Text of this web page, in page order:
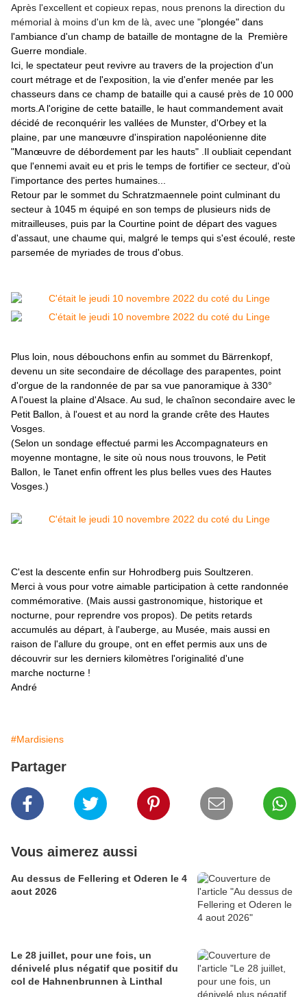
Après l'excellent et copieux repas, nous prenons la direction du
mémorial à moins d'un km de là, avec une "plongée" dans
l'ambiance d'un champ de bataille de montagne de la Première
Guerre mondiale.
Ici, le spectateur peut revivre au travers de la projection d'un
court métrage et de l'exposition, la vie d'enfer menée par les
chasseurs dans ce champ de bataille qui a causé près de 10 000
morts. A l'origine de cette bataille, le haut commandement avait
décidé de reconquérir les vallées de Munster, d'Orbey et la
plaine, par une manœuvre d'inspiration napoléonienne dite
"Manœuvre de débordement par les hauts" . Il oubliait cependant
que l'ennemi avait eu et pris le temps de fortifier ce secteur, d'où
l'importance des pertes humaines...
Retour par le sommet du Schratzmaennele point culminant du
secteur à 1045 m équipé en son temps de plusieurs nids de
mitrailleuses, puis par la Courtine point de départ des vagues
d'assaut, une chaume qui, malgré le temps qui s'est écoulé, reste
parsemée de myriades de trous d'obus.
Plus loin, nous débouchons enfin au sommet du Bärrenkopf,
devenu un site secondaire de décollage des parapentes, point
d'orgue de la randonnée de par sa vue panoramique à 330°
A l'ouest la plaine d'Alsace. Au sud, le chaînon secondaire avec le
Petit Ballon, à l'ouest et au nord la grande crête des Hautes
Vosges.
(Selon un sondage effectué parmi les Accompagnateurs en
moyenne montagne, le site où nous nous trouvons, le Petit
Ballon, le Tanet enfin offrent les plus belles vues des Hautes
Vosges.)
C'est la descente enfin sur Hohrodberg puis Soultzeren.
Merci à vous pour votre aimable participation à cette randonnée
commémorative. (Mais aussi gastronomique, historique et
nocturne, pour reprendre vos propos). De petits retards
accumulés au départ, à l'auberge, au Musée, mais aussi en
raison de l'allure du groupe, ont en effet permis aux uns de
découvrir sur les derniers kilomètres l'originalité d'une
marche nocturne !
André
#Mardisiens
Partager
Vous aimerez aussi
Au dessus de Fellering et Oderen le 4
aout 2026
Le 28 juillet, pour une fois, un
dénivelé plus négatif que positif du
col de Hahnenbrunnen à Linthal